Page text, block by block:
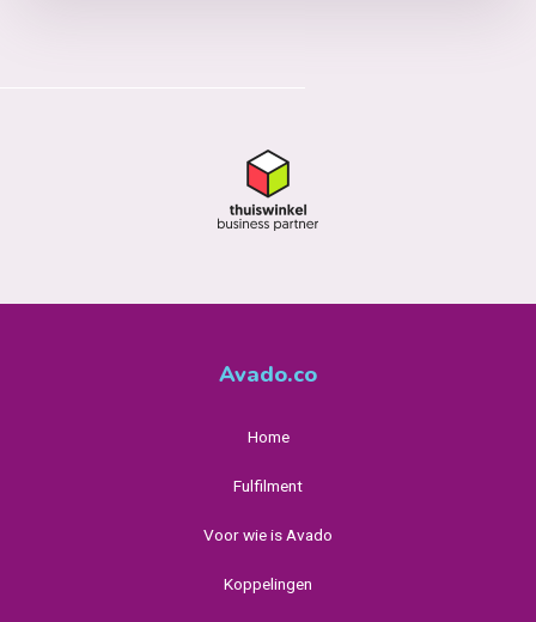
Avado.co
Home
Fulfilment
Voor wie is Avado
Koppelingen